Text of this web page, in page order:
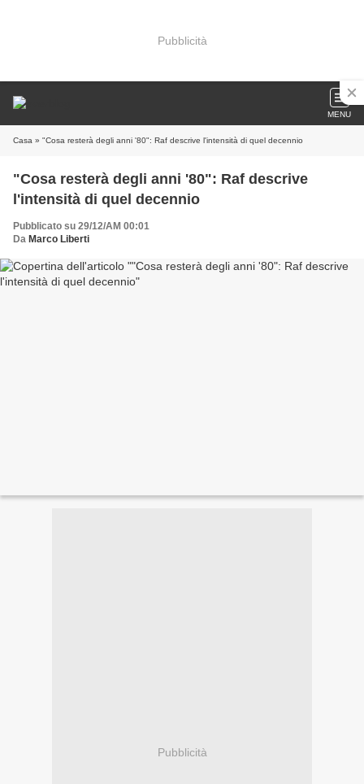
Pubblicità
MENU
Casa » "Cosa resterà degli anni '80": Raf descrive l'intensità di quel decennio
"Cosa resterà degli anni '80": Raf descrive
l'intensità di quel decennio
Pubblicato su 29/12/AM 00:01
Da Marco Liberti
Pubblicità